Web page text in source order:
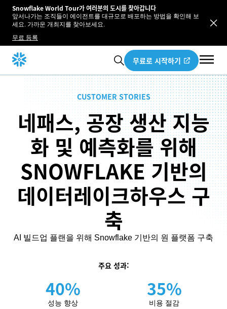
Snowflake World Tour가 여러분의 도시를 찾아갑니다
앞서나가는 조직들이 에이전트를 대규모로 배포하는 방법을 확인해 보
세요. 가까운 개최지를 찾아보세요.
무료 등록
무료로 시작하기
CUSTOMER STORIES
네패스, 공장 생산 지능
화 및 예측화를 위해
SNOWFLAKE 기반의
데이터레이크하우스 구
축
AI 빌드업 플랜을 위해 Snowflake 기반의 원 플랫폼 구축
주요 성과:
40%
성능 향상
35%
비용 절감